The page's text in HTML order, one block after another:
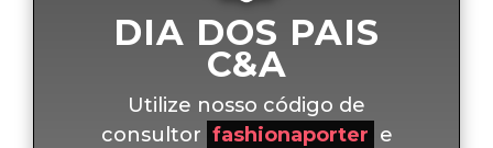
DIA DOS PAIS
C&A
Utilize nosso código de
consultor fashionaporter e